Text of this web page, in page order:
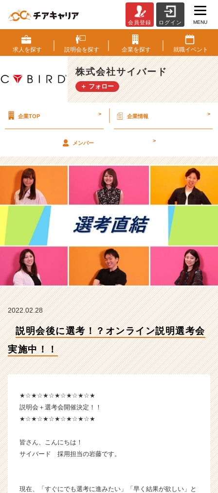
明
会
後
に
選
考！？
イ
明
中！！
【株
タ
イ
|
ベ
ー・
成
業
会員登録 ログイン MENU
求人を探す 説明会を探す 企業を探す 就職イベント
株式会社サイバード
＋ フォロー
企業TOP > 企業情報 >
メンバー >
2022.02.28
説明会後に選考！？オンライン説明選考会
実施中！！
★☆★☆★☆★☆★☆★☆★
説明会＋選考会開催決定！！
★☆★☆★☆★☆★☆★☆★
皆さん、こんにちは！
サイバード 採用担当の岩藤です。
現在、「すぐにでも選考に進みたい」「早く結果が欲しい」と